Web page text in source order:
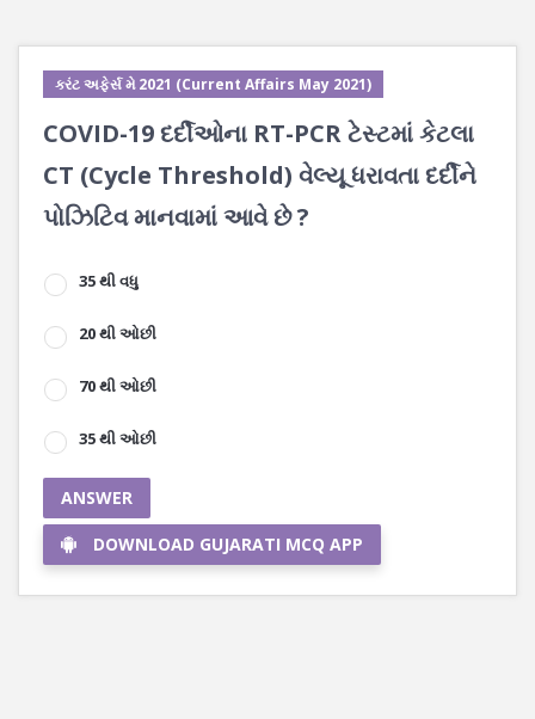
કરંટ અફેર્સ મે 2021 (Current Affairs May 2021)
COVID-19 દર્દીઓના RT-PCR ટેસ્ટમાં કેટલા
CT (Cycle Threshold) વેલ્યૂ ધરાવતા દર્દીને
પોઝિટિવ માનવામાં આવે છે ?
35 થી વધુ
20 થી ઓછી
70 થી ઓછી
35 થી ઓછી
ANSWER
DOWNLOAD GUJARATI MCQ APP